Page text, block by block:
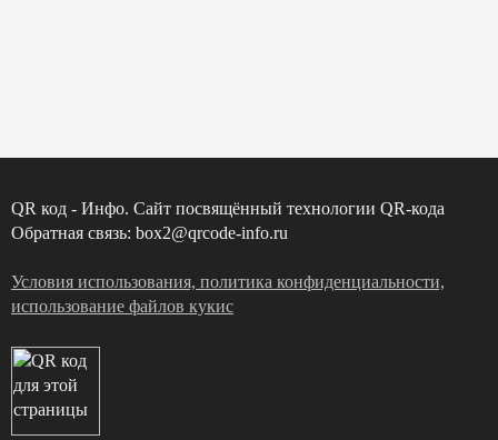
QR код - Инфо. Сайт посвящённый технологии QR-кода
Обратная связь: box2@qrcode-info.ru
Условия использования, политика конфиденциальности,
использование файлов кукис